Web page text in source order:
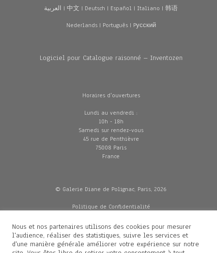
العربية | 中文 | Deutsch | Español | Italiano | 韩语
Nederlands| Português| Pусский
Logiciel pour Catalogue raisonné – Inventozen
Horaires d'ouvertures
Lundi au vendredi :
10h - 18h
Samedi sur rendez-vous
45 rue de Penthièvre
75008 Paris
France
© Galerie Diane de Polignac, Paris, 2026
Politique de Confidentialité
Mentions légales
Livraisons
Nous et nos partenaires utilisons des cookies pour mesurer
l'audience, réaliser des statistiques, suivre les services et
d'une manière générale améliorer votre expérience sur notre